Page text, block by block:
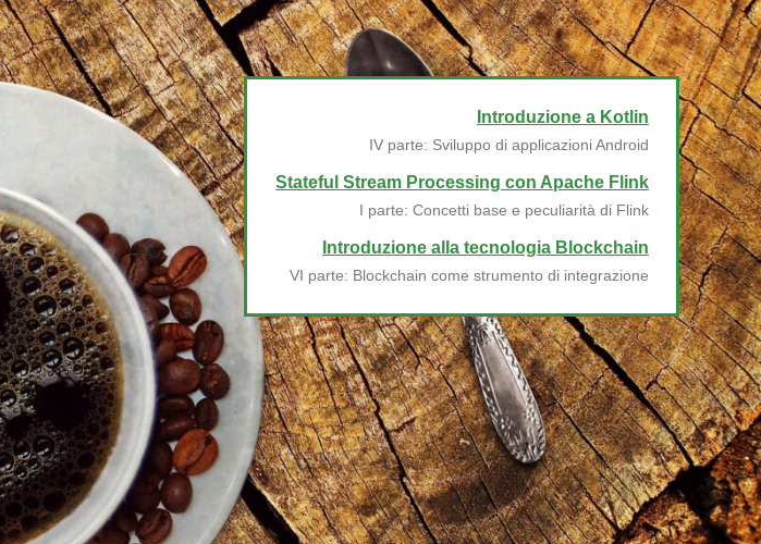
Introduzione a Kotlin
IV parte: Sviluppo di applicazioni Android
Stateful Stream Processing con Apache Flink
I parte: Concetti base e peculiarità di Flink
Introduzione alla tecnologia Blockchain
VI parte: Blockchain come strumento di integrazione